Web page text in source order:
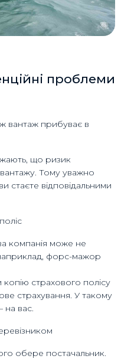
проблеми
вантаж прибуває в
що ризик
Тому уважно
стаєте відповідальними
компанія може не
форс-мажор
страхового полісу
страхування. У такому
на вас.
обере постачальник.